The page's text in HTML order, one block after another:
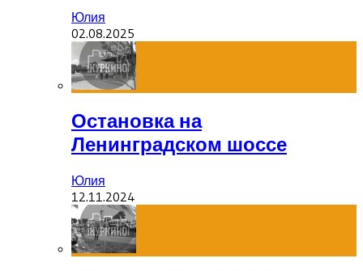
Юлия
02.08.2025
Остановка на
Ленинградском шоссе
Юлия
12.11.2024